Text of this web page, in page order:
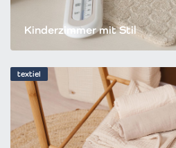
Kinderzimmer mit Stil
textiel